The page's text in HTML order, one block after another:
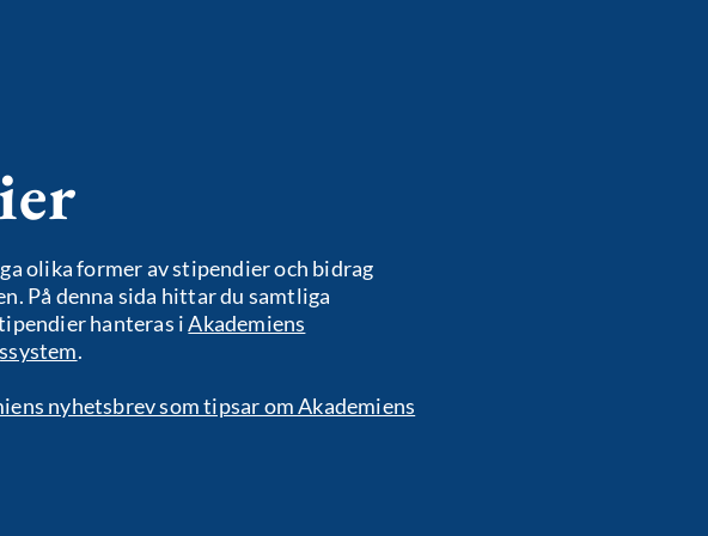
olika former av stipendier och bidrag
På denna sida hittar du samtliga
hanteras iAkademiens
.
nyhetsbrev som tipsar om Akademiens